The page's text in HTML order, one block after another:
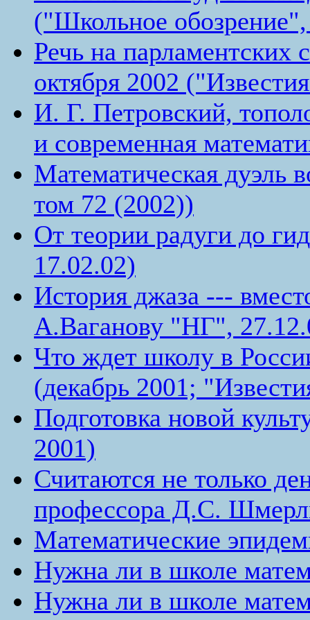
("Школьное
Речь на
октября 2002
И. Г. Петровский,
и современная
Математическая дуэль
том 72 (2002))
От теории радуги до
17.02.02)
История джаза ---
А.Ваганову "НГ",
Что ждет школу в
(декабрь 2001;
Подготовка новой
2001)
Считаются не только
профессора Д.С.
Математические
Нужна ли в школе
Нужна ли в школе